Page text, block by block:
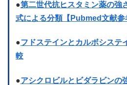
●第二世代抗ヒスタミン薬の強
式による分類【Pubmed文献参
●フドステインとカルボシステ
較
●アシクロビルとビダラビンの